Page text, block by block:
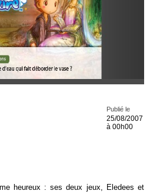
Publié le
25/08/2007
à 00h00
heureux : ses deux jeux, Eledees et